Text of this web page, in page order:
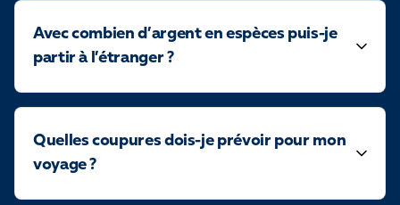
Avec combien d’argent en espèces puis-je
partir à l’étranger ?
Quelles coupures dois-je prévoir pour mon
voyage ?